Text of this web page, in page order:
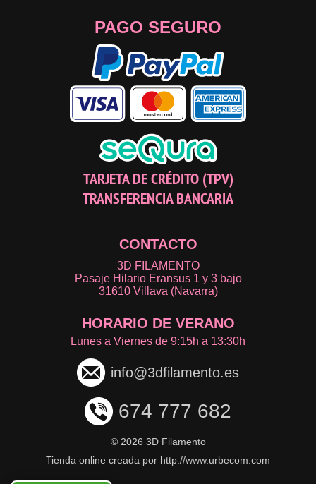
PAGO SEGURO
TARJETA DE CRÉDITO (TPV)
TRANSFERENCIA BANCARIA
CONTACTO
3D FILAMENTO
Pasaje Hilario Eransus 1 y 3 bajo
31610 Villava (Navarra)
HORARIO DE VERANO
Lunes a Viernes de 9:15h a 13:30h
info@3dfilamento.es
674 777 682
©2026 3D Filamento
Tienda online creada por http://www.urbecom.com